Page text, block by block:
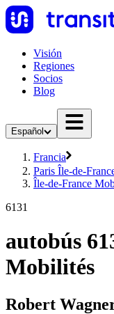
Visión
Regiones
Socios
Blog
Español
Francia
Paris Île-de-
Île-de-France
6131
autobús
Mobilités
Robert